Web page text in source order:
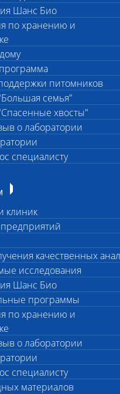
Шанс Био
по хранению и
питомников
семья"
хвосты"
о лаборатории
специалисту
клиник
качественных
исследования
Шанс Био
программы
по хранению и
о лаборатории
специалисту
материалов
за два часа до
кормление
промыть
удобства можно
МАТЕРИАЛ,
Заболевание,
мутацией, не
не передаст аллель
Заболевание,
мутацией, не
может передать
Высокая
мутацией.